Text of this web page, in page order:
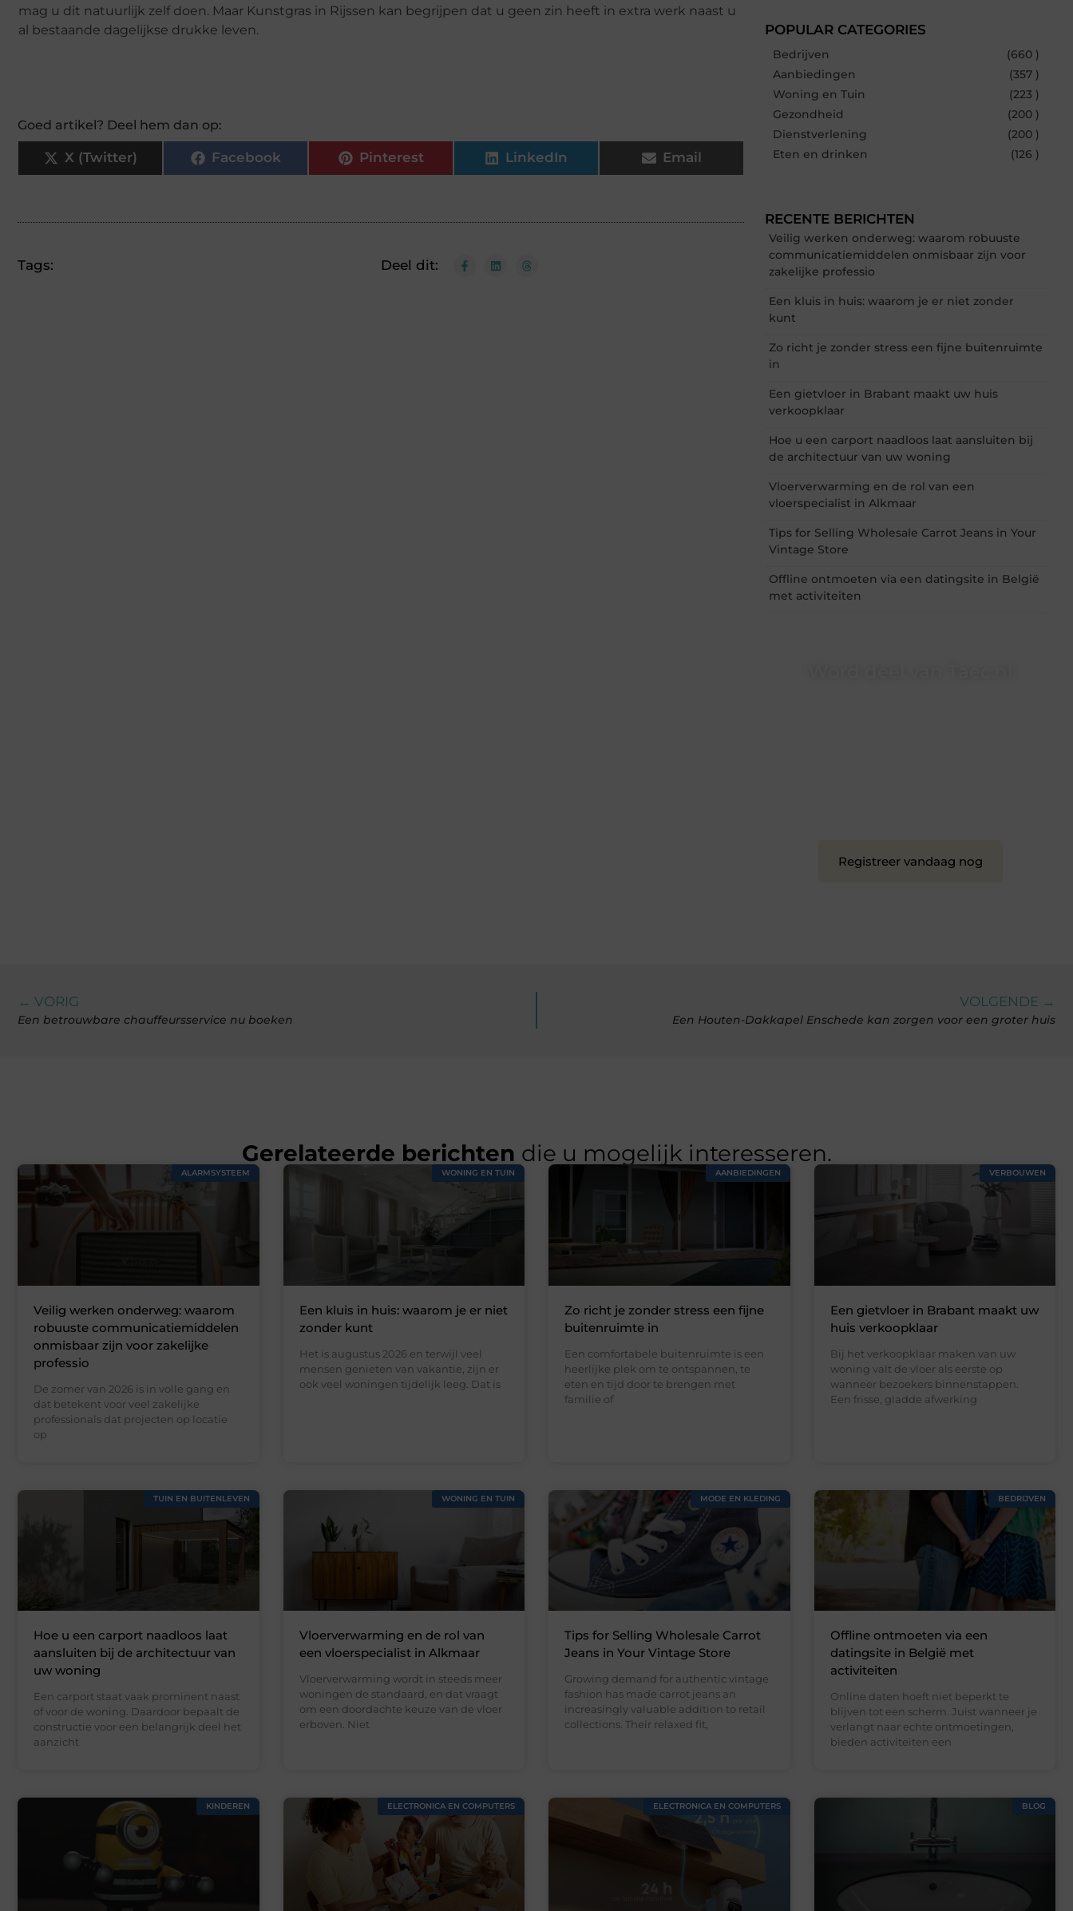
mag u dit natuurlijk zelf doen. Maar Kunstgras in Rijssen kan begrijpen dat u geen zin heeft in extra werk naast u
al bestaande dagelijkse drukke leven.
Goed artikel? Deel hem dan op:
X (Twitter) Facebook Pinterest LinkedIn Email
Tags: Deel dit:
POPULAR CATEGORIES
Bedrijven
(660 )
Aanbiedingen
(357 )
Woning en Tuin
(223 )
Gezondheid
(200 )
Dienstverlening
(200 )
Eten en drinken
(126 )
RECENTE BERICHTEN
Veilig werken onderweg: waarom robuuste
communicatiemiddelen onmisbaar zijn voor
zakelijke professio
Een kluis in huis: waarom je er niet zonder
kunt
Zo richt je zonder stress een fijne buitenruimte
in
Een gietvloer in Brabant maakt uw huis
verkoopklaar
Hoe u een carport naadloos laat aansluiten bij
de architectuur van uw woning
Vloerverwarming en de rol van een
vloerspecialist in Alkmaar
Tips for Selling Wholesale Carrot Jeans in Your
Vintage Store
Offline ontmoeten via een datingsite in België
met activiteiten
Registreer vandaag nog
← VORIG
Een betrouwbare chauffeursservice nu boeken
VOLGENDE →
Een Houten-Dakkapel Enschede kan zorgen voor een groter huis
Gerelateerde berichten die u mogelijk interesseren.
ALARMSYSTEEM
Veilig werken onderweg: waarom
robuuste communicatiemiddelen
onmisbaar zijn voor zakelijke
professio
De zomer van 2026 is in volle gang en
dat betekent voor veel zakelijke
professionals dat projecten op locatie
op
WONING EN TUIN
Een kluis in huis: waarom je er niet
zonder kunt
Het is augustus 2026 en terwijl veel
mensen genieten van vakantie, zijn er
ook veel woningen tijdelijk leeg. Dat is
AANBIEDINGEN
Zo richt je zonder stress een fijne
buitenruimte in
Een comfortabele buitenruimte is een
heerlijke plek om te ontspannen, te
eten en tijd door te brengen met
familie of
VERBOUWEN
Een gietvloer in Brabant maakt uw
huis verkoopklaar
Bij het verkoopklaar maken van uw
woning valt de vloer als eerste op
wanneer bezoekers binnenstappen.
Een frisse, gladde afwerking
TUIN EN BUITENLEVEN
Hoe u een carport naadloos laat
aansluiten bij de architectuur van
uw woning
Een carport staat vaak prominent naast
of voor de woning. Daardoor bepaalt de
constructie voor een belangrijk deel het
aanzicht
WONING EN TUIN
Vloerverwarming en de rol van
een vloerspecialist in Alkmaar
Vloerverwarming wordt in steeds meer
woningen de standaard, en dat vraagt
om een doordachte keuze van de vloer
erboven. Niet
MODE EN KLEDING
Tips for Selling Wholesale Carrot
Jeans in Your Vintage Store
Growing demand for authentic vintage
fashion has made carrot jeans an
increasingly valuable addition to retail
collections. Their relaxed fit,
BEDRIJVEN
Offline ontmoeten via een
datingsite in België met
activiteiten
Online daten hoeft niet beperkt te
blijven tot een scherm. Juist wanneer je
verlangt naar echte ontmoetingen,
bieden activiteiten een
KINDEREN ELECTRONICA EN COMPUTERS ELECTRONICA EN COMPUTERS BLOG